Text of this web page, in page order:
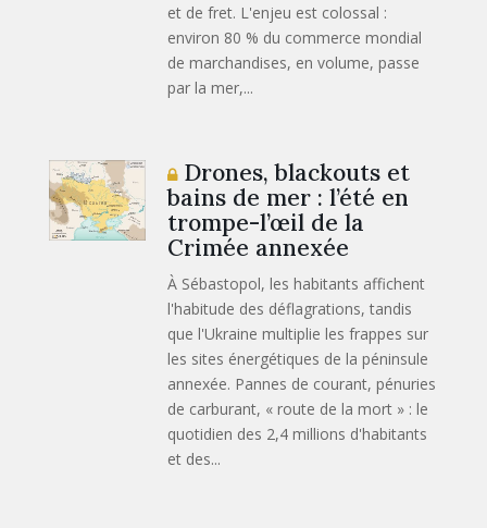
et de fret. L'enjeu est colossal :
environ 80 % du commerce mondial
de marchandises, en volume, passe
par la mer,...
Drones, blackouts et
bains de mer : l’été en
trompe-l’œil de la
Crimée annexée
À Sébastopol, les habitants affichent
l'habitude des déflagrations, tandis
que l'Ukraine multiplie les frappes sur
les sites énergétiques de la péninsule
annexée. Pannes de courant, pénuries
de carburant, « route de la mort » : le
quotidien des 2,4 millions d'habitants
et des...